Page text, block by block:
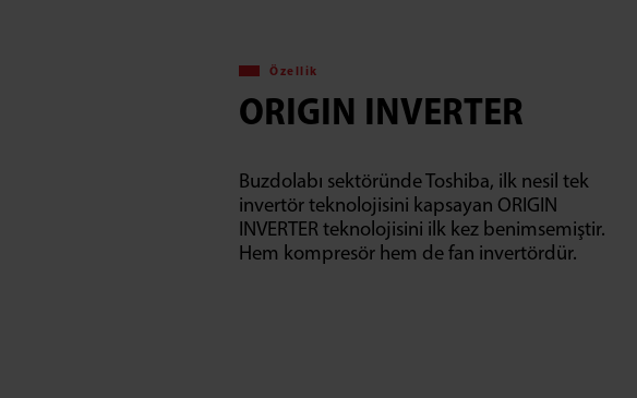
Özellik
ORIGIN INVERTER
Buzdolabı sektöründe Toshiba, ilk nesil tek
invertör teknolojisini kapsayan ORIGIN
INVERTER teknolojisini ilk kez benimsemiştir.
Hem kompresör hem de fan invertördür.